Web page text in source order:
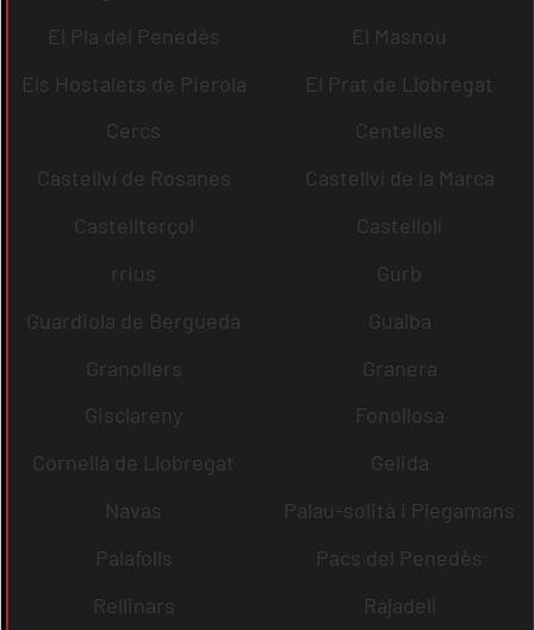
El Pla del Penedès
El Masnou
Els Hostalets de Pierola
El Prat de Llobregat
Cercs
Centelles
Castellví de Rosanes
Castellví de la Marca
Castellterçol
Castellolí
rrius
Gurb
Guardiola de Berguedà
Gualba
Granollers
Granera
Gisclareny
Fonollosa
Cornellà de Llobregat
Gelida
Navas
Palau-solità i Plegamans
Palafolls
Pacs del Penedès
Rellinars
Rajadell